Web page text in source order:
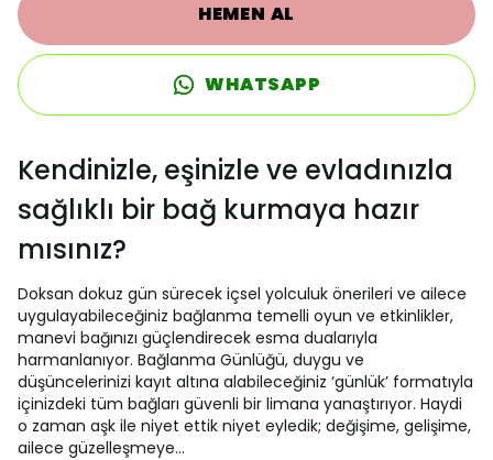
HEMEN AL
WHATSAPP
Kendinizle, eşinizle ve evladınızla
sağlıklı bir bağ kurmaya hazır
mısınız?
Doksan dokuz gün sürecek içsel yolculuk önerileri ve ailece
uygulayabileceğiniz bağlanma temelli oyun ve etkinlikler,
manevi bağınızı güçlendirecek esma dualarıyla
harmanlanıyor. Bağlanma Günlüğü, duygu ve
düşüncelerinizi kayıt altına alabileceğiniz ‘günlük’ formatıyla
içinizdeki tüm bağları güvenli bir limana yanaştırıyor. Haydi
o zaman aşk ile niyet ettik niyet eyledik; değişime, gelişime,
ailece güzelleşmeye…